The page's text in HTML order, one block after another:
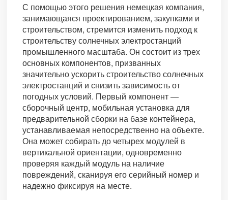
С помощью этого решения немецкая компания,
занимающаяся проектированием, закупками и
строительством, стремится изменить подход к
строительству солнечных электростанций
промышленного масштаба. Он состоит из трех
основных компонентов, призванных
значительно ускорить строительство солнечных
электростанций и снизить зависимость от
погодных условий. Первый компонент —
сборочный центр, мобильная установка для
предварительной сборки на базе контейнера,
устанавливаемая непосредственно на объекте.
Она может собирать до четырех модулей в
вертикальной ориентации, одновременно
проверяя каждый модуль на наличие
повреждений, сканируя его серийный номер и
надежно фиксируя на месте.